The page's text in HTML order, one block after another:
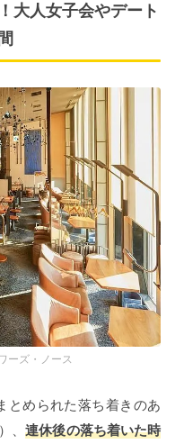
大人女子会やデート
ーズ・ノース
とめられた落ち着きのあ
、連休後の落ち着いた時